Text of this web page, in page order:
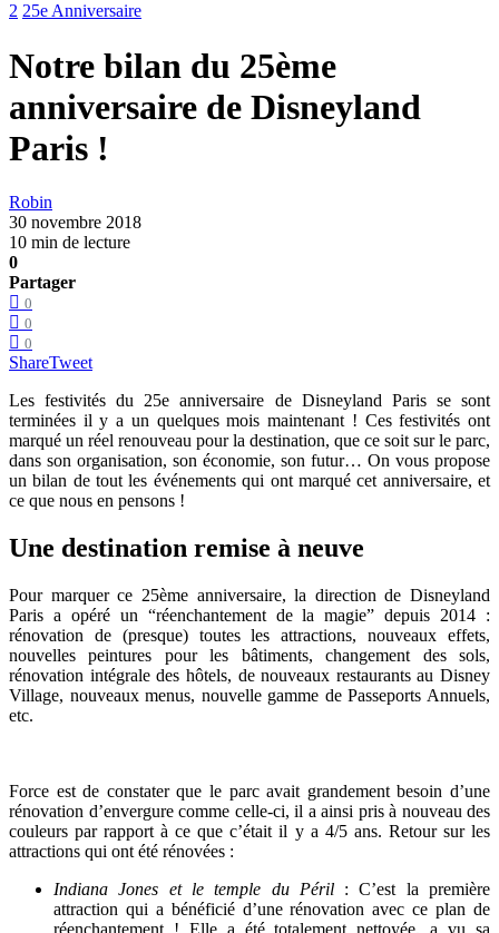
2 25e Anniversaire
Notre bilan du 25ème
anniversaire de Disneyland
Paris !
Robin
30 novembre 2018
10 min de lecture
0
Partager
0
0
0
ShareTweet
Les festivités du 25e anniversaire de Disneyland Paris se sont
terminées il y a un quelques mois maintenant ! Ces festivités ont
marqué un réel renouveau pour la destination, que ce soit sur le parc,
dans son organisation, son économie, son futur… On vous propose
un bilan de tout les événements qui ont marqué cet anniversaire, et
ce que nous en pensons !
Une destination remise à neuve
Pour marquer ce 25ème anniversaire, la direction de Disneyland
Paris a opéré un “réenchantement de la magie” depuis 2014 :
rénovation de (presque) toutes les attractions, nouveaux effets,
nouvelles peintures pour les bâtiments, changement des sols,
rénovation intégrale des hôtels, de nouveaux restaurants au Disney
Village, nouveaux menus, nouvelle gamme de Passeports Annuels,
etc.
Force est de constater que le parc avait grandement besoin d’une
rénovation d’envergure comme celle-ci, il a ainsi pris à nouveau des
couleurs par rapport à ce que c’était il y a 4/5 ans. Retour sur les
attractions qui ont été rénovées :
Indiana Jones et le temple du Péril: C’est la première
attraction qui a bénéficié d’une rénovation avec ce plan de
réenchantement ! Elle a été totalement nettoyée, a vu sa